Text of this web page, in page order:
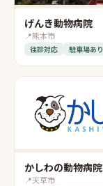
げんき動物病院
📍熊本市
往診対応 駐車場あり
かしわの動物病院
📍天草市